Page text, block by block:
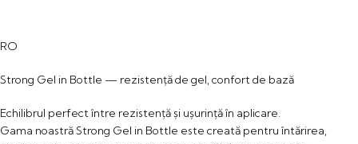
RO
Strong Gel in Bottle — rezistență de gel, confort de bază
Echilibrul perfect între rezistență și ușurință în aplicare.
Gama noastră Strong Gel in Bottle este creată pentru întărirea,